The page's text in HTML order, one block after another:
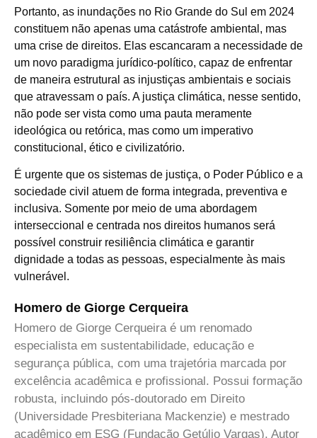
Portanto, as inundações no Rio Grande do Sul em 2024
constituem não apenas uma catástrofe ambiental, mas
uma crise de direitos. Elas escancaram a necessidade de
um novo paradigma jurídico-político, capaz de enfrentar
de maneira estrutural as injustiças ambientais e sociais
que atravessam o país. A justiça climática, nesse sentido,
não pode ser vista como uma pauta meramente
ideológica ou retórica, mas como um imperativo
constitucional, ético e civilizatório.
É urgente que os sistemas de justiça, o Poder Público e a
sociedade civil atuem de forma integrada, preventiva e
inclusiva. Somente por meio de uma abordagem
interseccional e centrada nos direitos humanos será
possível construir resiliência climática e garantir
dignidade a todas as pessoas, especialmente às mais
vulnerável.
Homero de Giorge Cerqueira
Homero de Giorge Cerqueira é um renomado
especialista em sustentabilidade, educação e
segurança pública, com uma trajetória marcada por
excelência acadêmica e profissional. Possui formação
robusta, incluindo pós-doutorado em Direito
(Universidade Presbiteriana Mackenzie) e mestrado
acadêmico em ESG (Fundação Getúlio Vargas). Autor